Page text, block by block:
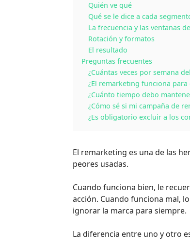
Quién ve qué
Qué se le dice a cada
La frecuencia y las ventanas
Rotación y formatos
El resultado
Preguntas frecuentes
¿Cuántas veces por semana
¿El remarketing funciona
¿Cuánto tiempo debo
¿Cómo sé si mi campaña de
¿Es obligatorio excluir a los
El remarketing es una de las
peores usadas.
Cuando funciona bien, le
acción. Cuando funciona mal,
ignorar la marca para siempre.
La diferencia entre uno y otro